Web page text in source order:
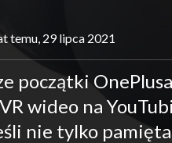
temu, 29 lipca 2021
początki
wideo na
nie tylko